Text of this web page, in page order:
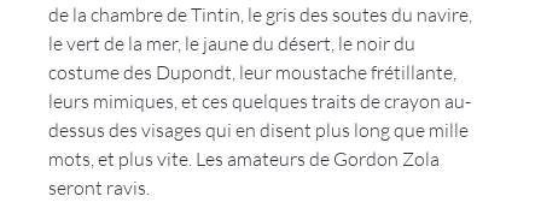
de la chambre de Tintin, le gris des soutes du navire,
le vert de la mer, le jaune du désert, le noir du
costume des Dupondt, leur moustache frétillante,
leurs mimiques, et ces quelques traits de crayon au-
dessus des visages qui en disent plus long que mille
mots, et plus vite. Les amateurs de Gordon Zola
seront ravis.